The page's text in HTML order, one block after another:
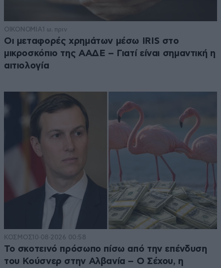
ΟΙΚΟΝΟΜΙΑ1 ω. πριν
Οι μεταφορές χρημάτων μέσω IRIS στο
μικροσκόπιο της ΑΑΔΕ – Γιατί είναι σημαντική η
αιτιολογία
ΚΟΣΜΟΣ10·08·2026 00:58
Το σκοτεινό πρόσωπο πίσω από την επένδυση
του Κούσνερ στην Αλβανία – Ο Σέχου, η